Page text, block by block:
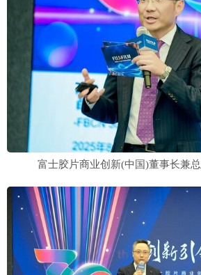
富士胶片商业创新(中国)董事长兼